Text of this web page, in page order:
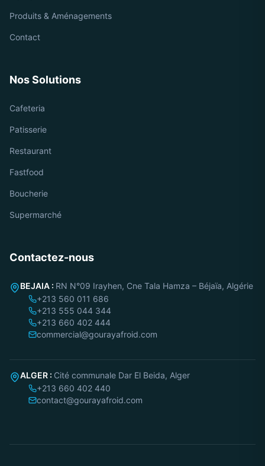
Produits & Aménagements
Contact
Nos Solutions
Cafeteria
Patisserie
Restaurant
Fastfood
Boucherie
Supermarché
Contactez-nous
BEJAIA : RN N°09 Irayhen, Cne Tala Hamza – Béjaïa, Algérie
+213 560 011 686
+213 555 044 344
+213 660 402 444
commercial@gourayafroid.com
ALGER : Cité communale Dar El Beida, Alger
+213 660 402 440
contact@gourayafroid.com